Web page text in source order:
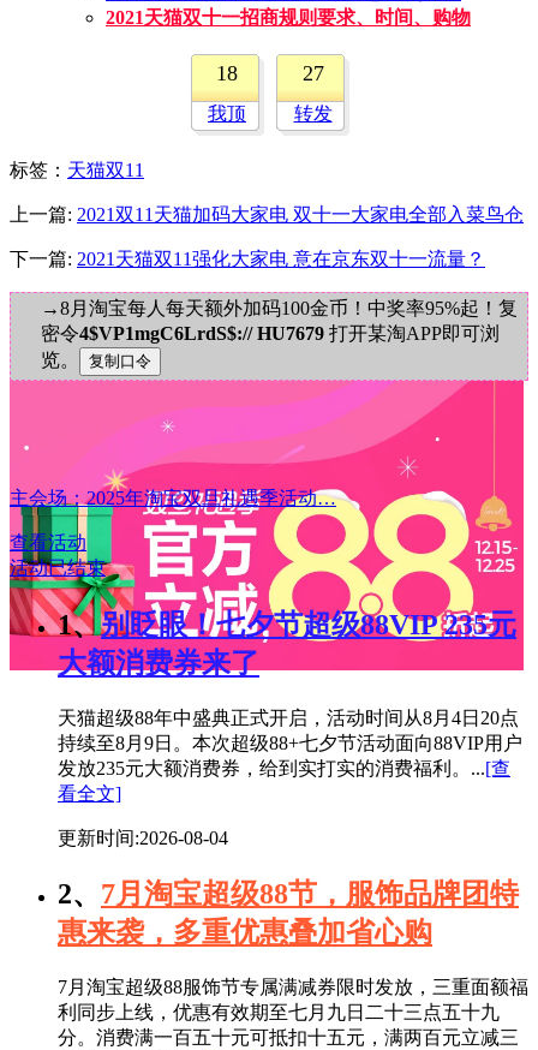
2021天猫双十一招商规则要求、时间、购物
18
我顶
27
转发
标签 ： 天猫双11
上一篇: 2021双11天猫加码大家电 双十一大家电全部入菜鸟仓
下一篇: 2021天猫双11强化大家电 意在京东双十一流量？
→8月淘宝每人每天额外加码100金币！中奖率95%起！复
密令4$VP1mgC6LrdS$:// HU7679 打开某淘APP即可浏
览。
主会场：2025年淘宝双旦礼遇季活动…
查看活动
活动已结束
1、 别眨眼！七夕节超级88VIP 235元
大额消费券来了
天猫超级88年中盛典正式开启，活动时间从8月4日20点
持续至8月9日。本次超级88+七夕节活动面向88VIP用户
发放235元大额消费券，给到实打实的消费福利。...[查
看全文]
更新时间:2026-08-04
2、 7月淘宝超级88节，服饰品牌团特
惠来袭，多重优惠叠加省心购
7月淘宝超级88服饰节专属满减券限时发放，三重面额福
利同步上线，优惠有效期至七月九日二十三点五十九
分。消费满一百五十元可抵扣十五元，满两百元立减三